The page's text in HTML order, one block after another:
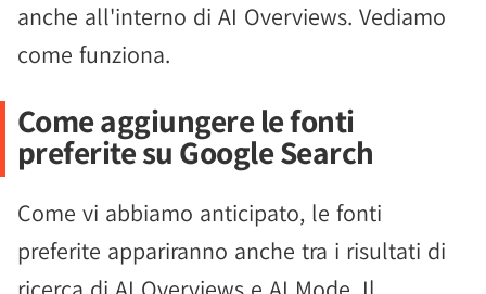
anche all'interno di AI Overviews. Vediamo
come funziona.
Come aggiungere le fonti
preferite su Google Search
Come vi abbiamo anticipato, le fonti
preferite appariranno anche tra i risultati di